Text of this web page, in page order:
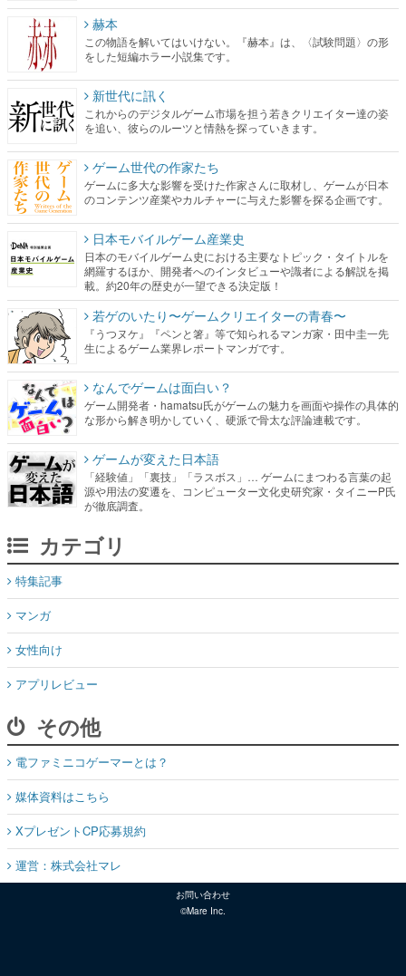
赫本
この物語を解いてはいけない。『赫本』は、〈試験問題〉の形
をした短編ホラー小説集です。
新世代に訊く
これからのデジタルゲーム市場を担う若きクリエイター達の姿
を追い、彼らのルーツと情熱を探っていきます。
ゲーム世代の作家たち
ゲームに多大な影響を受けた作家さんに取材し、ゲームが日本
のコンテンツ産業やカルチャーに与えた影響を探る企画です。
日本モバイルゲーム産業史
日本のモバイルゲーム史における主要なトピック・タイトルを
網羅するほか、開発者へのインタビューや識者による解説を掲
載。約20年の歴史が一望できる決定版！
若ゲのいたり〜ゲームクリエイターの青春〜
『うつヌケ』『ペンと箸』等で知られるマンガ家・田中圭一先
生によるゲーム業界レポートマンガです。
なんでゲームは面白い？
ゲーム開発者・hamatsu氏がゲームの魅力を画面や操作の具体的
な形から解き明かしていく、硬派で骨太な評論連載です。
ゲームが変えた日本語
「経験値」「裏技」「ラスボス」… ゲームにまつわる言葉の起
源や用法の変遷を、コンピューター文化史研究家・タイニーP氏
が徹底調査。
カテゴリ
特集記事
マンガ
女性向け
アプリレビュー
その他
電ファミニコゲーマーとは？
媒体資料はこちら
XプレゼントCP応募規約
運営：株式会社マレ
お問い合わせ
©Mare Inc.